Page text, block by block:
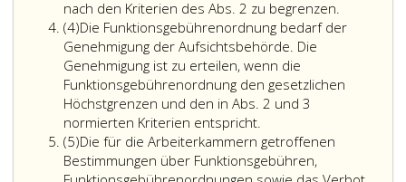
Festlegung
der
Funktionsgebühren
an
die
Höchstgrenzen
des
Bundesverfassungsgesetzes
über
die
nach den Kriterien des Abs. 2 zu begrenzen.
in
sind
(4)Absatz
4
Die Funktionsgebührenordnung bedarf der
Genehmigung der Aufsichtsbehörde. Die
Genehmigung ist zu erteilen, wenn die
Funktionsgebührenordnung den gesetzlichen
Höchstgrenzen und den in Abs. 2 und 3
normierten Kriterien entspricht.
bedarf
der
(5)Absatz
5
Die für die Arbeiterkammern getroffenen
Bestimmungen über Funktionsgebühren,